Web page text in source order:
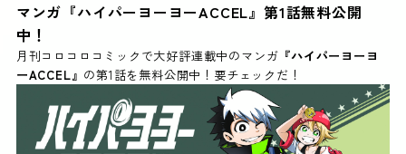
マンガ『ハイパーヨーヨーACCEL』第1話無料公開
中！
月刊コロコロコミックで大好評連載中のマンガ 『ハイパーヨーヨ
ーACCEL』 の第1話を無料公開中！要チェックだ！